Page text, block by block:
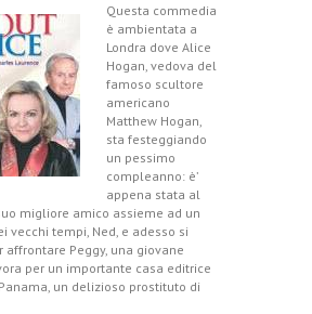
Questa commedia
è ambientata a
Londra dove Alice
Hogan, vedova del
famoso scultore
americano
Matthew Hogan,
sta festeggiando
un pessimo
compleanno: è’
appena stata al
migliore amico assieme ad un
vecchi tempi, Ned, e adesso si
affrontare Peggy, una giovane
per un importante casa editrice
un delizioso prostituto di